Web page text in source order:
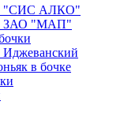
"СИС АЛКО"
ЗАО "МАП"
Иджеванский
в бочке